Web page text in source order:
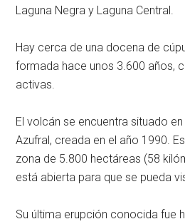
Laguna Negra y Laguna Central.
Hay cerca de una docena de
formada hace unos 3.600 años,
activas.
El volcán se encuentra situado
Azufral, creada en el año 1990.
zona de 5.800 hectáreas (58
está abierta para que se pueda
Su última erupción conocida fue